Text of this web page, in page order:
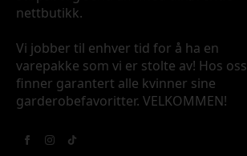
nettbutikk.
Vi jobber til enhver tid for å ha en
varepakke som vi er stolte av! Hos oss
finner garantert alle kvinner sine
garderobefavoritter. VELKOMMEN!